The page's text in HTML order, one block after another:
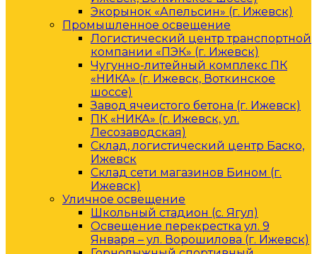
Экорынок «Апельсин» (г. Ижевск)
Промышленное освещение
Логистический центр транспортной
компании «ПЭК» (г. Ижевск)
Чугунно-литейный комплекс ПК
«НИКА» (г. Ижевск, Воткинское
шоссе)
Завод ячеистого бетона (г. Ижевск)
ПК «НИКА» (г. Ижевск, ул.
Лесозаводская)
Склад, логистический центр Баско,
Ижевск
Склад сети магазинов Бином (г.
Ижевск)
Уличное освещение
Школьный стадион (с. Ягул)
Освещение перекрестка ул. 9
Января – ул. Ворошилова (г. Ижевск)